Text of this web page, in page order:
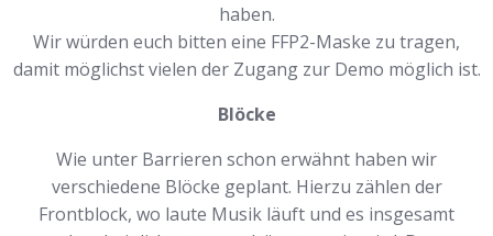
haben.
Wir würden euch bitten eine FFP2-Maske zu tragen,
damit möglichst vielen der Zugang zur Demo möglich ist.
Blöcke
Wie unter Barrieren schon erwähnt haben wir
verschiedene Blöcke geplant. Hierzu zählen der
Frontblock, wo laute Musik läuft und es insgesamt